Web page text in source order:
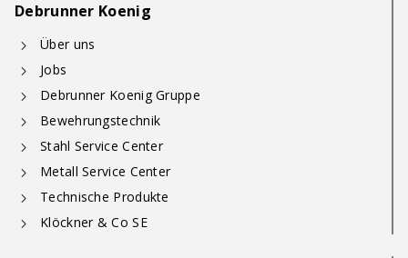
Debrunner Koenig
Über uns
Jobs
Debrunner Koenig Gruppe
Bewehrungstechnik
Stahl Service Center
Metall Service Center
Technische Produkte
Klöckner & Co SE